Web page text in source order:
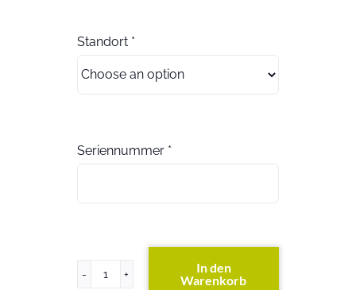
Standort *
Seriennummer *
ProCurve
In den
Warenkorb